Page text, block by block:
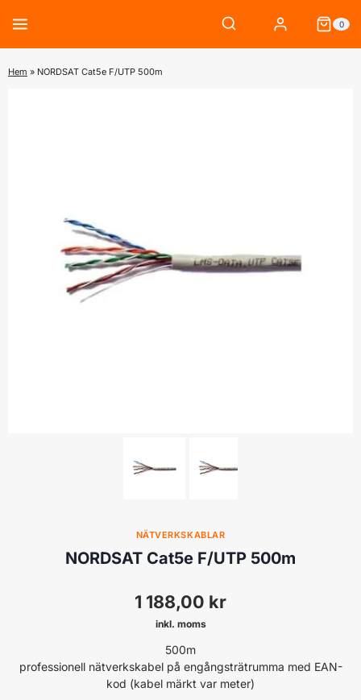
content
0
Hem » NORDSAT Cat5e F/UTP 500m
NÄTVERKSKABLAR
NORDSAT Cat5e F/UTP 500m
1 188,00 kr
inkl. moms
500m
professionell nätverkskabel på engångsträtrumma med EAN-
kod (kabel märkt var meter)